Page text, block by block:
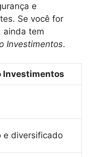
e
Se você for
ainda tem
Investimentos.
Investimentos
e diversificado